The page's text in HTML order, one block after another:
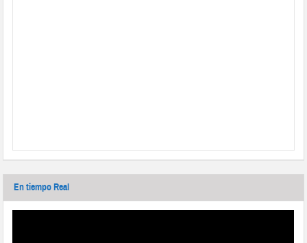
En tiempo Real